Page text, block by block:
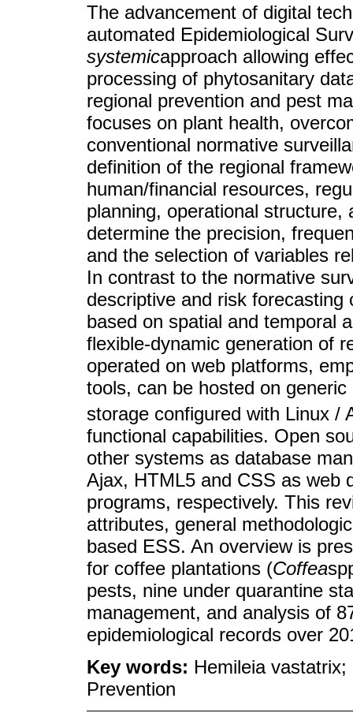
The advancement of digital
automated Epidemiological
systemicapproach allowing
processing of phytosanitary
regional prevention and pest
focuses on plant health,
conventional normative
definition of the regional
human/financial resources,
planning, operational
determine the precision,
and the selection of variables
In contrast to the normative
descriptive and risk
based on spatial and temporal
flexible-dynamic generation of
operated on web platforms,
tools, can be hosted on
storage configured with Linux /
functional capabilities. Open
other systems as database
Ajax, HTML5 and CSS as web
programs, respectively. This
attributes, general
based ESS. An overview is
for coffee plantations (Coffea
pests, nine under quarantine
management, and analysis of
epidemiological records over
Key words: Hemileia
Prevention